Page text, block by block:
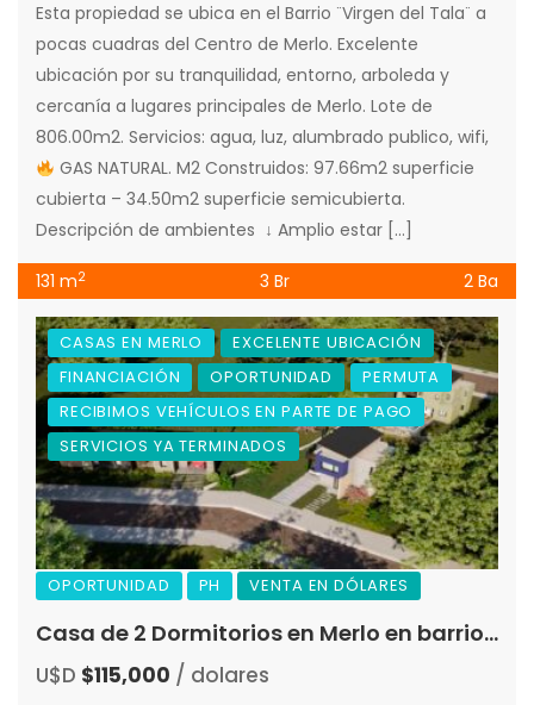
Esta propiedad se ubica en el Barrio ¨Virgen del Tala¨ a
pocas cuadras del Centro de Merlo. Excelente
ubicación por su tranquilidad, entorno, arboleda y
cercanía a lugares principales de Merlo. Lote de
806.00m2. Servicios: agua, luz, alumbrado publico, wifi,
GAS NATURAL. M2 Construidos: 97.66m2 superficie
cubierta – 34.50m2 superficie semicubierta.
Descripción de ambientes ↓ Amplio estar […]
131 m2 3 Br 2 Ba
CASAS EN MERLO
EXCELENTE UBICACIÓN
FINANCIACIÓN
OPORTUNIDAD
PERMUTA
RECIBIMOS VEHÍCULOS EN PARTE DE PAGO
SERVICIOS YA TERMINADOS
OPORTUNIDAD PH VENTA EN DÓLARES
Casa de 2 Dormitorios en Merlo en barrio «Virgen del Tala» «Preventa»
U$D $115,000 / dolares